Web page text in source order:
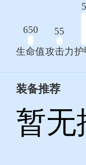
650
生命值
55
攻击力
5
护
装备推荐
暂无